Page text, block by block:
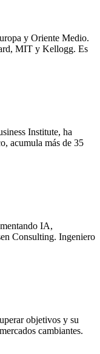
y Oriente Medio.
MIT y Kellogg. Es
Institute, ha
acumula más de 35
IA,
Consulting. Ingeniero
objetivos y su
cambiantes.